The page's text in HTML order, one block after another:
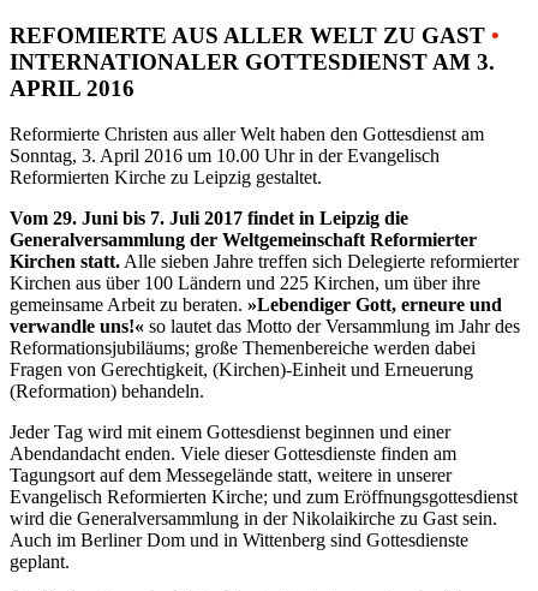
REFOMIERTE AUS ALLER WELT ZU GAST •
INTERNATIONALER GOTTESDIENST AM 3.
APRIL 2016
Reformierte Christen aus aller Welt haben den Gottesdienst am
Sonntag, 3. April 2016 um 10.00 Uhr in der Evangelisch
Reformierten Kirche zu Leipzig gestaltet.
Vom 29. Juni bis 7. Juli 2017 findet in Leipzig die
Generalversammlung der Weltgemeinschaft Reformierter
Kirchen statt.Alle sieben Jahre treffen sich Delegierte reformierter
Kirchen aus über 100 Ländern und 225 Kirchen, um über ihre
gemeinsame Arbeit zu beraten. »Lebendiger Gott, erneure und
verwandle uns!« so lautet das Motto der Versammlung im Jahr des
Reformationsjubiläums; große Themenbereiche werden dabei
Fragen von Gerechtigkeit, (Kirchen)-Einheit und Erneuerung
(Reformation) behandeln.
Jeder Tag wird mit einem Gottesdienst beginnen und einer
Abendandacht enden. Viele dieser Gottesdienste finden am
Tagungsort auf dem Messegelände statt, weitere in unserer
Evangelisch Reformierten Kirche; und zum Eröffnungsgottesdienst
wird die Generalversammlung in der Nikolaikirche zu Gast sein.
Auch im Berliner Dom und in Wittenberg sind Gottesdienste
geplant.